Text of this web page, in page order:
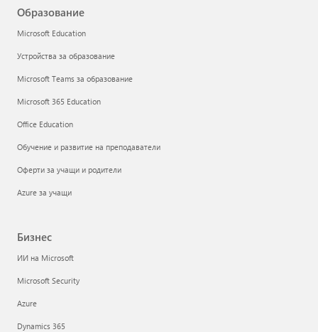
Образование
Microsoft Education
Устройства за образование
Microsoft Teams за образование
Microsoft 365 Education
Office Education
Обучение и развитие на преподаватели
Оферти за учащи и родители
Azure за учащи
Бизнес
ИИ на Microsoft
Microsoft Security
Azure
Dynamics 365